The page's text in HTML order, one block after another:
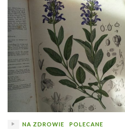
NA ZDROWIE POLECANE